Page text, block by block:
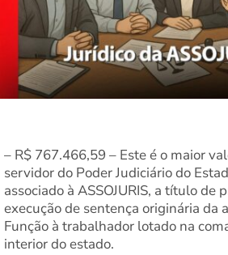
– R$ 767.466,59 – Este é o maior
servidor do Poder Judiciário do
associado à ASSOJURIS, a título de
execução de sentença originária da
Função à trabalhador lotado na
interior do estado.